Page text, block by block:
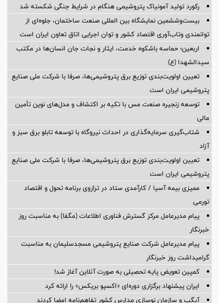
رکورد تولید آمونیاک پتروشیمی هنگام در شرایط جنگی شکسته شد
بیست‌وششمین نمایشگاه بین المللی صنعت ساختمان، جلوه‌ای از
توانمندی وتاب‌آوری اقتصاد کشور و توان اجرایی اتاق تعاون ایران است
اربعین؛ حماسه باشکوه خدمت، ایثار و نجات جان انسان‌ها در مکتب
سیدالشهدا (ع)
تعیین اولویت‌بندی توزیع برق پتروشیمی‌ها، صرفا با شرکت ملی صنایع
پتروشیمی ایران است
توسعه زنجیره صنعت مس با تکیه بر اکتشاف و مدل‌های نوین تأمین
مالی
شتاب‌گیری سرمایه‌گذاری در احداث نیروگاه با توسعه تابلو برق سبز و
آزاد
تعیین اولویت‌بندی توزیع برق پتروشیمی‌ها، صرفا با شرکت ملی صنایع
پتروشیمی ایران است
ممیزی بیمه آسیا / کارآمدی ستاد در ترازوی برنامه تحول و اقتصاد
تورمی
پیام مدیرعامل مرکز گسترش فناوری اطلاعات (مگفا) به مناسبت روز
خبرنگار
پیام مدیرعامل شركت صنایع پتروشیمی مسجدسلیمان به مناسبت
گرامیداشت روز خبرنگار
کمپین تعویض پایه تحصیلی به صورت آنلاین آغاز شد!
ایران پیشنهاد برگزاری دوره‌ای «اکسپو بریکس» را ارائه کرد
آیگپ و سازمان نوسازی مدارس کشور تفاهم‌نامه امضا کردند